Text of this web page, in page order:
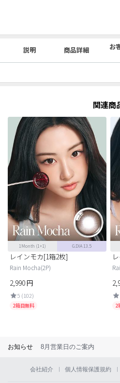
説明 商品詳細 お
関連商
1Month (1+1) G.DIA 13.5
レインモカ[1箱2枚]
Rain Mocha(2P)
2,990円
5 (102)
2箱目無料 2
お知らせ 8月営業日のご案内
会社紹介 個人情報保護規約